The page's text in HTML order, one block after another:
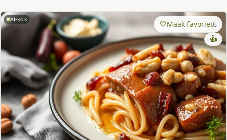
AI-kok Maak favoriet6
👍